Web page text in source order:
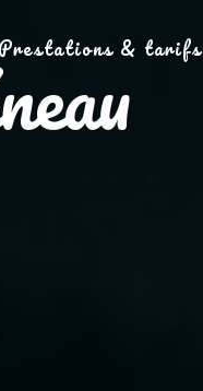
Prestations & tarifs